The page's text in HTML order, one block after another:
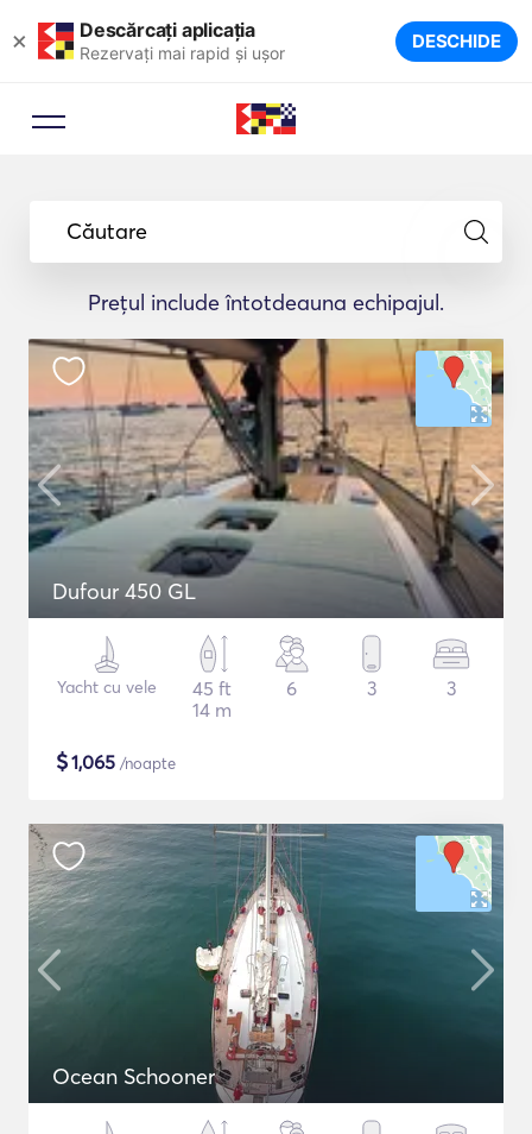
× Descărcați aplicația
Rezervați mai rapid și ușor DESCHIDE
Căutare
Prețul include întotdeauna echipajul.
Dufour 450 GL
Yacht cu vele
45 ft
14 m
6 3 3
$1,065 /noapte
Ocean Schooner